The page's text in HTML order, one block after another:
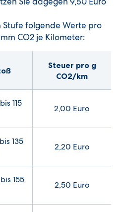
Stufe folgende Werte pro
CO2 je Kilometer:
Steuer pro g
CO2/km
115
2,00 Euro
135
2,20 Euro
155
2,50 Euro